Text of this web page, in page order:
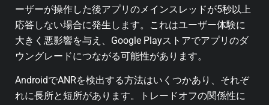
ーザーが操作した後アプリのメインスレッドが5秒以上
応答しない場合に発生します。これはユーザー体験に
大きく悪影響を与え、Google Playストアでアプリのダ
ウングレードにつながる可能性があります。
AndroidでANRを検出する方法はいくつかあり、それぞ
れに長所と短所があります。トレードオフの関係性に